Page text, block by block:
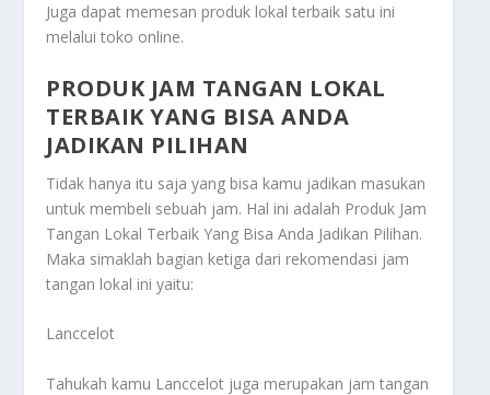
Juga dapat memesan produk lokal terbaik satu ini
melalui toko online.
PRODUK JAM TANGAN LOKAL
TERBAIK YANG BISA ANDA
JADIKAN PILIHAN
Tidak hanya itu saja yang bisa kamu jadikan masukan
untuk membeli sebuah jam. Hal ini adalah Produk Jam
Tangan Lokal Terbaik Yang Bisa Anda Jadikan Pilihan.
Maka simaklah bagian ketiga dari rekomendasi jam
tangan lokal ini yaitu:
Lanccelot
Tahukah kamu Lanccelot juga merupakan jam tangan